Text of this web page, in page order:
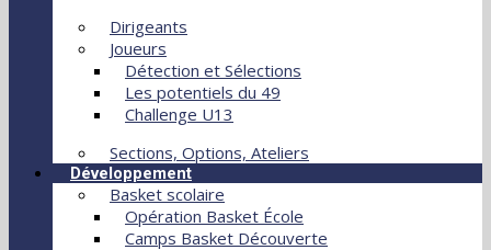
Dirigeants
Joueurs
Détection et Sélections
Les potentiels du 49
Challenge U13
Sections, Options, Ateliers
Développement
Basket scolaire
Opération Basket École
Camps Basket Découverte